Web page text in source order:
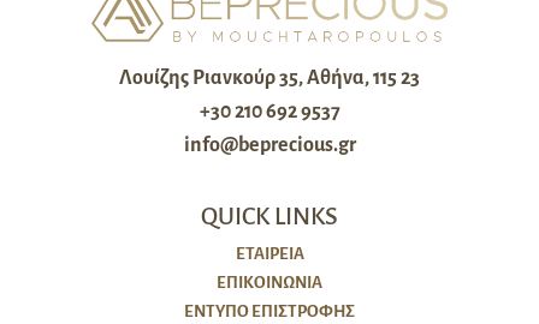
Λουίζης Ριανκούρ 35, Αθήνα, 115 23
+30 210 692 9537
info@beprecious.gr
QUICK LINKS
ΕΤΑΙΡΕΙΑ
ΕΠΙΚΟΙΝΩΝΙΑ
ΈΝΤΥΠΟ ΕΠΙΣΤΡΟΦΉΣ